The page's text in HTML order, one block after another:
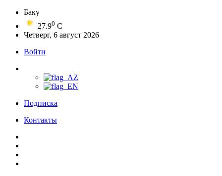
Баку
27.90 C
Четверг, 6 август 2026
Войти
Подписка
Контакты